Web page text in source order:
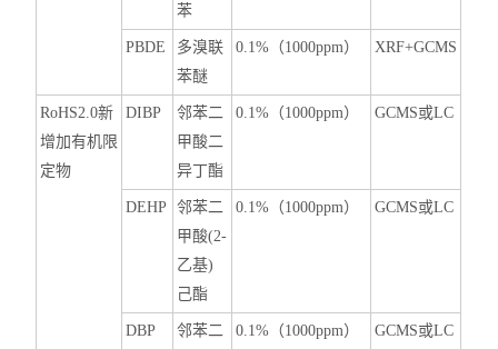
苯
PBDE
多溴联
苯醚
0 .1% （1000ppm） XRF+GCMS
RoHS2.0新
增加有机限
定物
DIBP
邻苯二
甲酸二
异丁酯
0 .1% （1000ppm） GCMS或LC
DEHP
邻苯二
甲酸(2-
乙基)
己酯
0 .1% （1000ppm） GCMS或LC
DBP
邻苯二
0 .1% （1000ppm） GCMS或LC